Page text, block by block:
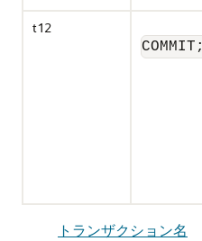
t12
COMMIT;
トランザクション名